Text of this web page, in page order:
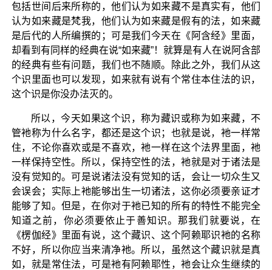
包括世间后来所称的，他们认为如来藏不是真实有，他们
认为如来藏是梵我，他们认为如来藏是假有的法，如来藏
是后代的人所编撰的；可是我们今天在《阿含经》里面，
却看到有同样的经典在说“如来藏”！就算是有人在说阿含部
的经典有些有问题，我们也不随顺。除此之外，我们从这
个识里面也可以发现，如来就有说有个常住本住法的识，
这个识是你没办法灭的。
所以，今天如果这个识，称为藏识或称为如来藏，不
管衪称为什么名字，都还是这个识；也就是说，衪一样常
住，不论你喜欢或是不喜欢，衪一样在这个法界里面，衪
一样保持空性。所以，保持空性的法，衪就是对于诸法是
没有觉知的。可是说诸法没有觉知的话，会让一切众生又
会误会；实际上衪能够出生一切诸法，这你必须要亲证才
能够了知。但是，在你对于衪已知的所有的特性不能完全
知道之前，你必须要依止于善知识。那我们就要说，在
《楞伽经》里面有说，这个藏识、这个阿赖耶识衪的名称
不好，所以你应当来清净衪。所以，虽然这个藏识就是真
如，就是常住法，可是衪有阿赖耶性，衪会让众生继续的